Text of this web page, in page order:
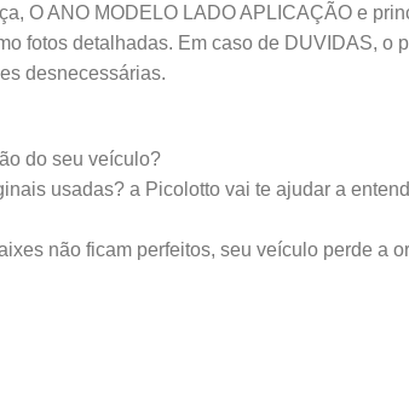
O ANO MODELO LADO APLICAÇÃO e
fotos detalhadas. Em caso de DUVIDAS, o
desnecessárias.
do seu veículo?
usadas? a Picolotto vai te ajudar a
não ficam perfeitos, seu veículo perde a